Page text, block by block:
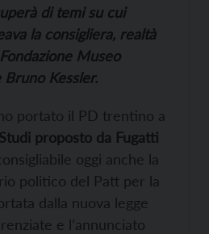
di temi su cui
la consigliera, realtà
Museo
Bruno Kessler.
portato il PD trentino a
proposto da Fugatti
oggi anche la
politico del Patt per la
dalla nuova legge
e l’annunciato